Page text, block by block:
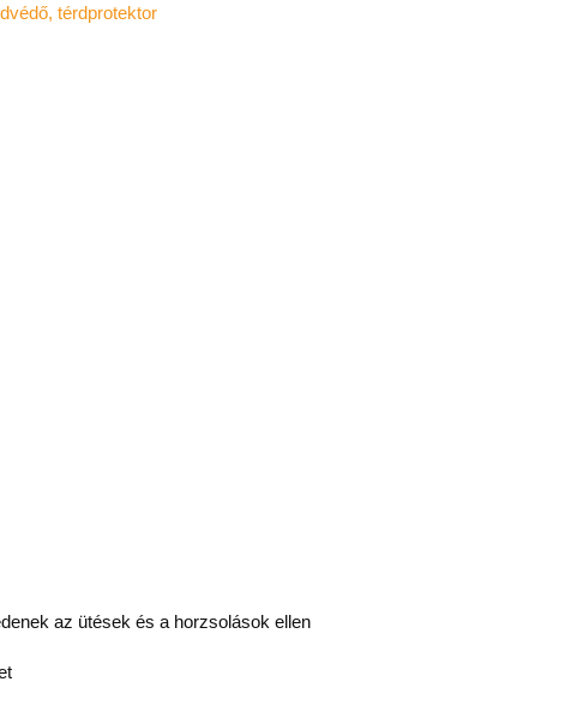
térdprotektor
az ütések és a horzsolások ellen